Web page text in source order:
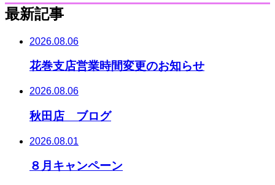
最新記事
2026.08.06
花巻支店営業時間変更のお知らせ
2026.08.06
秋田店 ブログ
2026.08.01
８月キャンペーン